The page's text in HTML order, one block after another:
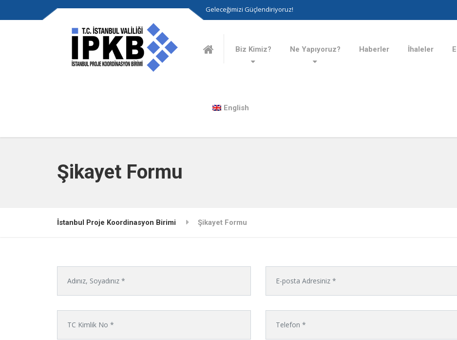
Geleceğimizi Güçlendiriyoruz!
Biz Kimiz? Ne Yapıyoruz? Haberler İhaleler
English
Şikayet Formu
İstanbul Proje Koordinasyon Birimi Şikayet Formu